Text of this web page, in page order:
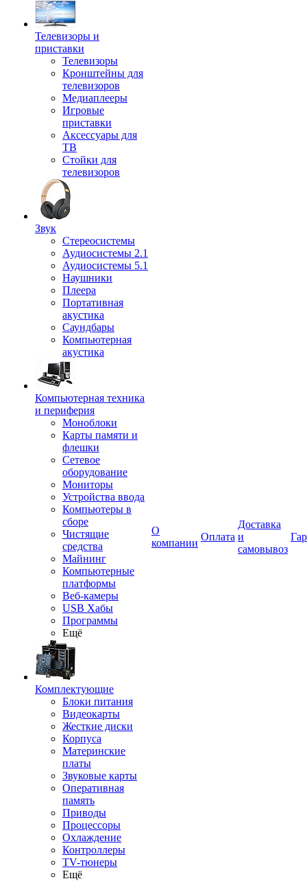
Телевизоры и
приставки
Телевизоры
Кронштейны для
телевизоров
Медиаплееры
Игровые
приставки
Аксессуары для
ТВ
Стойки для
телевизоров
Звук
Стереосистемы
Аудиосистемы 2.1
Аудиосистемы 5.1
Наушники
Плеера
Портативная
акустика
Саундбары
Компьютерная
акустика
Компьютерная техника
и периферия
Моноблоки
Карты памяти и
флешки
Сетевое
оборудование
Мониторы
Устройства ввода
Компьютеры в
сборе
Чистящие
средства
Майнинг
Компьютерные
платформы
Веб-камеры
USB Хабы
Программы
Ещё
Комплектующие
Блоки питания
Видеокарты
Жесткие диски
Корпуса
Материнские
платы
Звуковые карты
Оперативная
память
Приводы
Процессоры
Охлаждение
Контроллеры
TV-тюнеры
Ещё
О
компании
Оплата
Доставка
и
самовывоз